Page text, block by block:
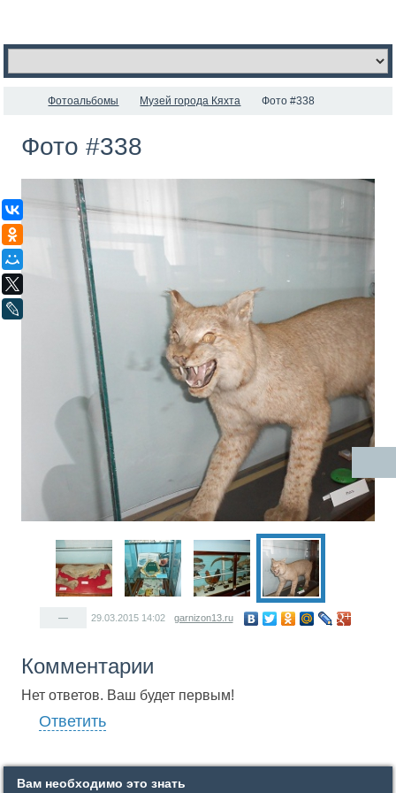
ВКонтакте
Одноклассники
LiveJournal
Фотоальбомы Музей города Кяхта Фото #338
Фото #338
— 29.03.2015 14:02 garnizon13.ru
Комментарии
Нет ответов. Ваш будет первым!
Ответить
Вам необходимо это знать